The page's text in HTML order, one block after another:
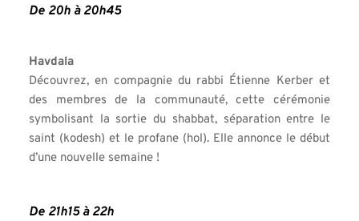
De 20h à 20h45
Havdala
Découvrez, en compagnie du rabbi Étienne Kerber et
des membres de la communauté, cette cérémonie
symbolisant la sortie du shabbat, séparation entre le
saint (kodesh) et le profane (hol). Elle annonce le début
d’une nouvelle semaine !
De 21h15 à 22h